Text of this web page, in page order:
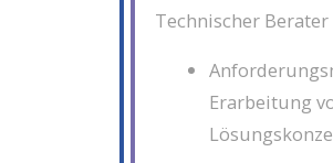
Technischer Berater
Erarbeitung